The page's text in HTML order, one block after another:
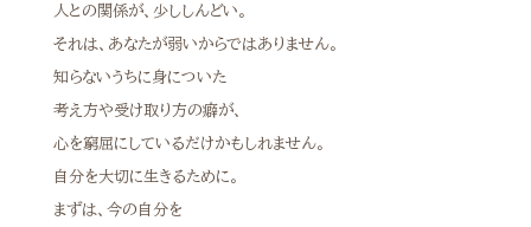
人との関係が、少ししんどい。
それは、あなたが弱いからではありません。
知らないうちに身についた
考え方や受け取り方の癖が、
心を窮屈にしているだけかもしれません。
自分を大切に生きるために。
まずは、今の自分を